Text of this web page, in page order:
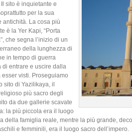
sito è inquietante e
per la sua
antichità. La cosa più
è la Yer Kapi, “Porta
che segna l’inizio di un
della lunghezza di
in tempo di guerra
di entrare e uscire dalla
esser visti. Proseguiamo
sito di Yazilikaya, il
più sacro degli
da due gallerie scavate
la più piccola era il luogo
della famiglia reale, mentre la più grande,
e femminili, era il luogo sacro dell’impero.